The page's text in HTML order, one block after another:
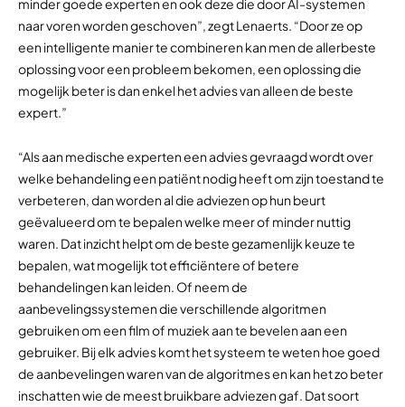
minder goede experten en ook deze die door AI-systemen
naar voren worden geschoven”, zegt Lenaerts. “Door ze op
een intelligente manier te combineren kan men de allerbeste
oplossing voor een probleem bekomen, een oplossing die
mogelijk beter is dan enkel het advies van alleen de beste
expert.”
“Als aan medische experten een advies gevraagd wordt over
welke behandeling een patiënt nodig heeft om zijn toestand te
verbeteren, dan worden al die adviezen op hun beurt
geëvalueerd om te bepalen welke meer of minder nuttig
waren. Dat inzicht helpt om de beste gezamenlijk keuze te
bepalen, wat mogelijk tot efficiëntere of betere
behandelingen kan leiden. Of neem de
aanbevelingssystemen die verschillende algoritmen
gebruiken om een film of muziek aan te bevelen aan een
gebruiker. Bij elk advies komt het systeem te weten hoe goed
de aanbevelingen waren van de algoritmes en kan het zo beter
inschatten wie de meest bruikbare adviezen gaf. Dat soort